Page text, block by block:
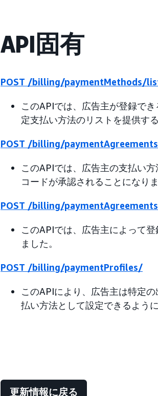
API固有
POST /billing/paymentMethods/
このAPIでは、広告主が登録で
定支払い方法のリストを提供す
POST /billing/
このAPIでは、広告主の支払い
コードが承認されることになりま
POST /billing/
このAPIでは、広告主によって
ました。
POST /billing/paymentProfiles/
このAPIにより、広告主は特定
払い方法として設定できるよう
更新情報に戻る